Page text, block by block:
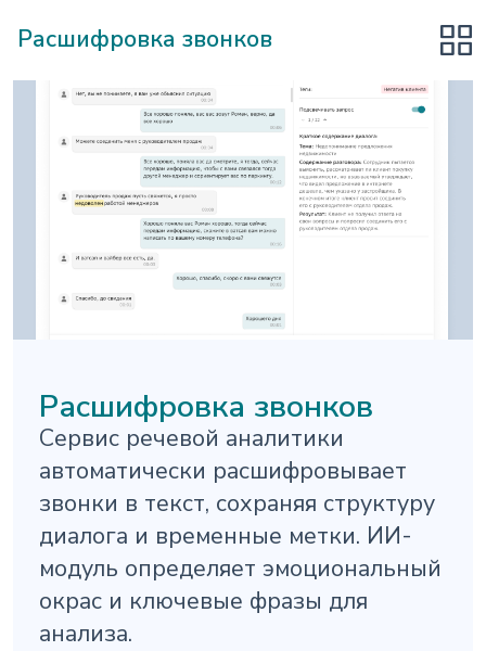
Расшифровка звонков
Расшифровка звонков
Сервис речевой аналитики
автоматически расшифровывает
звонки в текст, сохраняя структуру
диалога и временные метки. ИИ-
модуль определяет эмоциональный
окрас и ключевые фразы для
анализа.